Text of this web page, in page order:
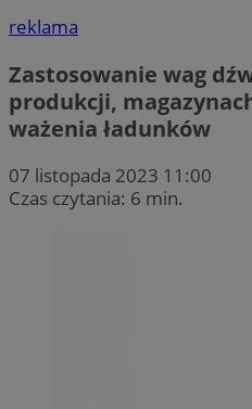
reklama
Zastosowanie wag
produkcji,
ważenia ładunków
07 listopada 2023 11:00
Czas czytania: 6 min.